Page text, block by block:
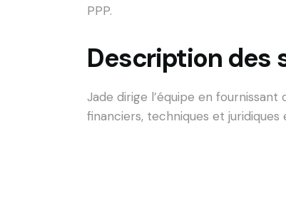
PPP.
Description des
Jade dirige l’équipe en
financiers, techniques et